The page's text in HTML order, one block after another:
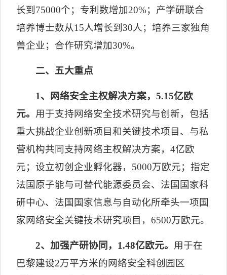
长到 75000个；专利数增加20%；产学研联合
培养博士数从15人增长到 30人；培养三家独角
兽企业；合作研究增加30%。
二、五大重点
1、网络安全主权解决方案， 5.15亿欧
元。 用于支持网络安全技术研究与创新，包括
重大挑战企业创新项目和关键技术项目、与私
营机构共同支持网络主权解决方案，4亿欧
元；设立初创企业孵化器， 5000万欧元；指定
法国原子能与可替代能源委员会、法国国家科
研中心、法国国家信息与自动化所牵头一项国
家网络安全关键技术研究项目，6500万欧元。
2、加强产研协同， 1.48亿欧元。
用于在
巴黎建设2万平方米的网络安全科创园区